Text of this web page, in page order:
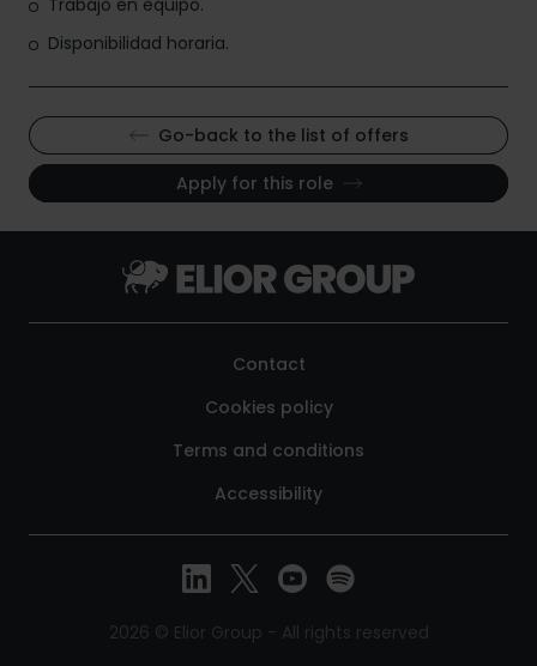
Trabajo en equipo.
Disponibilidad horaria.
Go-back to the list of offers
Apply for this role
Contact
Cookies policy
Terms and conditions
Accessibility
2026 © Elior Group - All rights reserved